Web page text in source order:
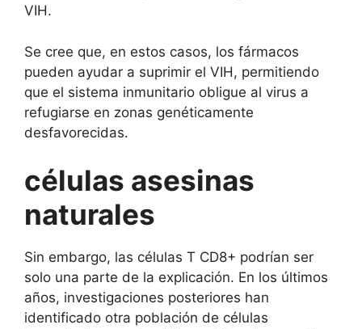
VIH.
Se cree que, en estos casos, los fármacos
pueden ayudar a suprimir el VIH, permitiendo
que el sistema inmunitario obligue al virus a
refugiarse en zonas genéticamente
desfavorecidas.
células asesinas
naturales
Sin embargo, las células T CD8+ podrían ser
solo una parte de la explicación. En los últimos
años, investigaciones posteriores han
identificado otra población de células